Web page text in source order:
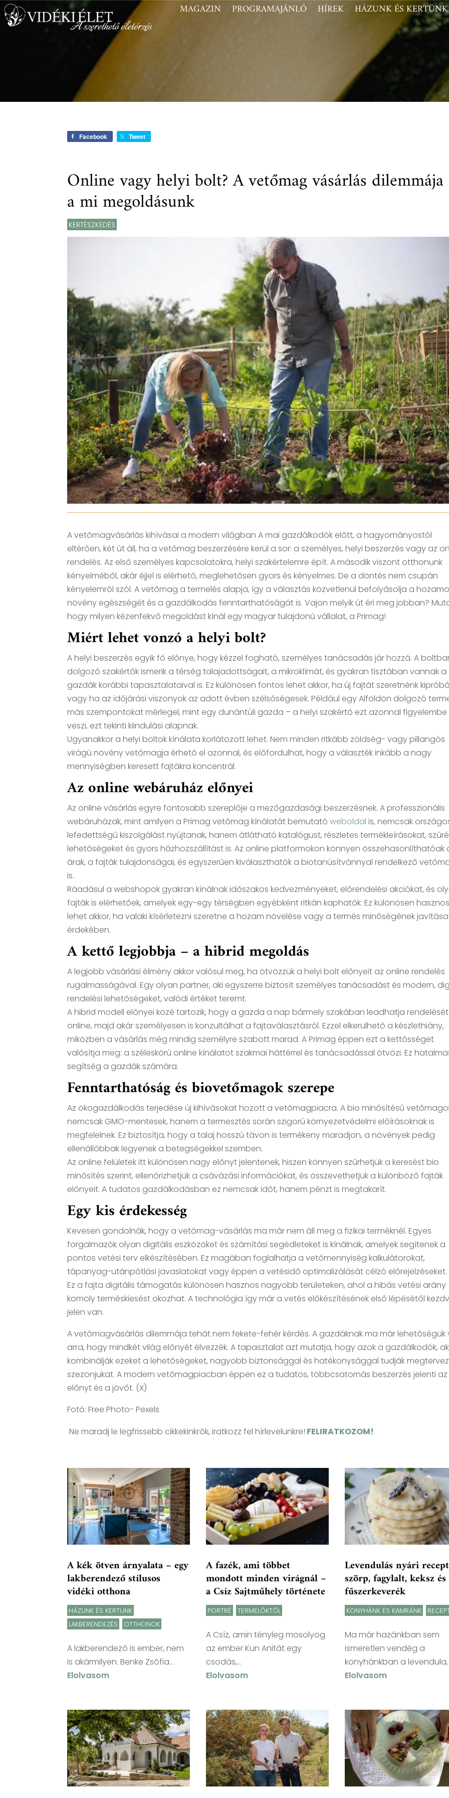
MAGAZIN PROGRAMAJÁNLÓ HÍREK HÁZUNK ÉS KERTÜNK
Facebook Tweet
Online vagy helyi bolt? A vetőmag vásárlás dilemmája
a mi megoldásunk
KERTÉSZKEDÉS
A vetőmagvásárlás kihívásai a modern világban A mai gazdálkodók előtt, a hagyományostól
eltérően, két út áll, ha a vetőmag beszerzésére kerül a sor: a személyes, helyi beszerzés vagy az
rendelés. Az első személyes kapcsolatokra, helyi szakértelemre épít. A második viszont otthonunk
kényelméből, akár éjjel is elérhető, meglehetősen gyors és kényelmes. De a döntés nem csupán
kényelemről szól. A vetőmag a termelés alapja, így a választás közvetlenül befolyásolja a
növény egészségét és a gazdálkodás fenntarthatóságát is. Vajon melyik út éri meg jobban?
hogy milyen kézenfekvő megoldást kínál egy magyar tulajdonú vállalat, a Primag!
Miért lehet vonzó a helyi bolt?
A helyi beszerzés egyik fő előnye, hogy kézzel fogható, személyes tanácsadás jár hozzá. A
dolgozó szakértők ismerik a térség talajadottságait, a mikroklímát, és gyakran tisztában vannak a
gazdák korábbi tapasztalataival is. Ez különösen fontos lehet akkor, ha új fajtát szeretnénk
vagy ha az időjárási viszonyok az adott évben szélsőségesek. Például egy Alföldön dolgozó
más szempontokat mérlegel, mint egy dunántúli gazda – a helyi szakértő ezt azonnal figyelembe
veszi, ezt tekinti kiindulási alapnak.
Ugyanakkor a helyi boltok kínálata korlátozott lehet. Nem minden ritkább zöldség- vagy pillangós
virágú növény vetőmagja érhető el azonnal, és előfordulhat, hogy a választék inkább a nagy
mennyiségben keresett fajtákra koncentrál.
Az online webáruház előnyei
Az online vásárlás egyre fontosabb szereplője a mezőgazdasági beszerzésnek. A professzionális
webáruházak, mint amilyen a Primag vetőmag kínálatát bemutatóweboldalis, nemcsak
lefedettségű kiszolgálást nyújtanak, hanem átlátható katalógust, részletes termékleírásokat,
lehetőségeket és gyors házhozszállítást is. Az online platformokon könnyen összehasonlíthatóak
árak, a fajták tulajdonságai, és egyszerűen kiválaszthatók a biotanúsítvánnyal rendelkező
is.
Ráadásul a webshopok gyakran kínálnak időszakos kedvezményeket, előrendelési akciókat, és
fajták is elérhetőek, amelyek egy-egy térségben egyébként ritkán kaphatók. Ez különösen hasznos
lehet akkor, ha valaki kísérletezni szeretne a hozam növelése vagy a termés minőségének javítása
érdekében.
A kettő legjobbja – a hibrid megoldás
A legjobb vásárlási élmény akkor valósul meg, ha ötvözzük a helyi bolt előnyeit az online rendelés
rugalmasságával. Egy olyan partner, aki egyszerre biztosít személyes tanácsadást és modern,
rendelési lehetőségeket, valódi értéket teremt.
A hibrid modell előnyei közé tartozik, hogy a gazda a nap bármely szakában leadhatja rendelését
online, majd akár személyesen is konzultálhat a fajtaválasztásról. Ezzel elkerülhető a készlethiány,
miközben a vásárlás még mindig személyre szabott marad. A Primag éppen ezt a kettősséget
valósítja meg: a széleskörű online kínálatot szakmai háttérrel és tanácsadással ötvözi. Ez
segítség a gazdák számára.
Fenntarthatóság és biovetőmagok szerepe
Az ökogazdálkodás terjedése új kihívásokat hozott a vetőmagpiacra. A bio minősítésű
nemcsak GMO-mentesek, hanem a termesztés során szigorú környezetvédelmi előírásoknak is
megfelelnek. Ez biztosítja, hogy a talaj hosszú távon is termékeny maradjon, a növények pedig
ellenállóbbak legyenek a betegségekkel szemben.
Az online felületek itt különösen nagy előnyt jelentenek, hiszen könnyen szűrhetjük a keresést bio
minősítés szerint, ellenőrizhetjük a csávázási információkat, és összevethetjük a különböző fajták
előnyeit. A tudatos gazdálkodásban ez nemcsak időt, hanem pénzt is megtakarít.
Egy kis érdekesség
Kevesen gondolnák, hogy a vetőmag-vásárlás ma már nem áll meg a fizikai terméknél. Egyes
forgalmazók olyan digitális eszközöket és számítási segédleteket is kínálnak, amelyek segítenek a
pontos vetési terv elkészítésében. Ez magában foglalhatja a vetőmennyiség kalkulátorokat,
tápanyag-utánpótlási javaslatokat vagy éppen a vetésidő optimalizálását célzó előrejelzéseket.
Ez a fajta digitális támogatás különösen hasznos nagyobb területeken, ahol a hibás vetési arány
komoly terméskiesést okozhat. A technológia így már a vetés előkészítésének első lépésétől
jelen van.
A vetőmagvásárlás dilemmája tehát nem fekete-fehér kérdés. A gazdáknak ma már lehetőségük
arra, hogy mindkét világ előnyét élvezzék. A tapasztalat azt mutatja, hogy azok a gazdálkodók,
kombinálják ezeket a lehetőségeket, nagyobb biztonsággal és hatékonysággal tudják
szezonjukat. A modern vetőmagpiacban éppen ez a tudatos, többcsatornás beszerzés jelenti az
előnyt és a jövőt. (X)
Fotó: Free Photo- Pexels
Ne maradj le legfrissebb cikkekinkrők, iratkozz fel hírlevelünkre! FELIRATKOZOM!
A kék ötven árnyalata – egy
lakberendező stílusos
vidéki otthona
HÁZUNK ÉS KERTÜNK
LAKBERENDEZÉS
OTTHONOK
A lakberendező is ember, nem
is akármilyen. Benke Zsófia...
Elolvasom
A fazék, ami többet
mondott minden virágnál –
a Csíz Sajtműhely története
PORTRÉ TERMELŐKTŐL
A Csíz, amin tényleg mosolyog
az ember Kun Anitát egy
csodás,...
Elolvasom
Levendulás nyári
szörp, fagylalt, keksz és
fűszerkeverék
KONYHÁNK ÉS KAMRÁNK
Ma már hazánkban sem
ismeretlen vendég a
konyhánkban a levendula,
Elolvasom